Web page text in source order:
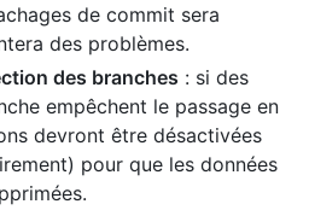
de commit sera
des problèmes.
des branches : si des
empêchent le passage en
devront être désactivées
pour que les données